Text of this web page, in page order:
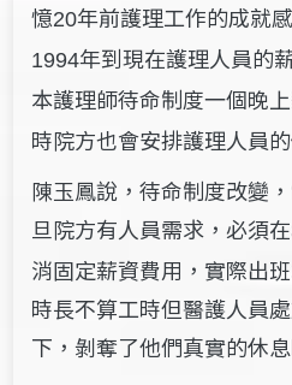
憶20年前護理工作的成就
1994年到現在護理人員的
本護理師待命制度一個晚
時院方也會安排護理人員
陳玉鳳說，待命制度改變
旦院方有人員需求，必須在
消固定薪資費用，實際出
時長不算工時但醫護人員
下，剝奪了他們真實的休息